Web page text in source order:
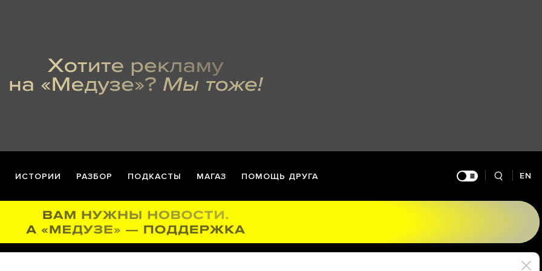
ИСТОРИИ РАЗБОР ПОДКАСТЫ МАГАЗ ПОМОЩЬ ДРУГА EN